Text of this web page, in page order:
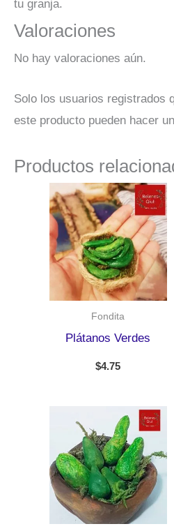
tu granja.
Valoraciones
No hay valoraciones aún.
Solo los usuarios registrados
este producto pueden hacer
Productos
Fondita
Plátanos Verdes
$4.75